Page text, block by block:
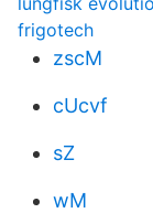
frigotech
zscM
cUcvf
sZ
wM